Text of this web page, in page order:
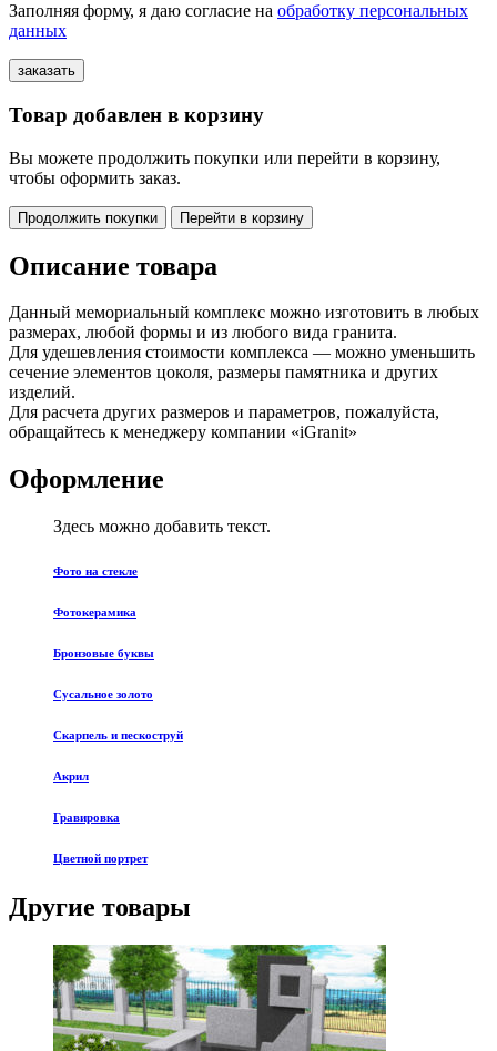
Заполняя форму, я даю согласие на обработку персональных
данных
Товар добавлен в корзину
Вы можете продолжить покупки или перейти в корзину,
чтобы оформить заказ.
Продолжить покупки Перейти в корзину
Описание товара
Данный мемориальный комплекс можно изготовить в любых
размерах, любой формы и из любого вида гранита.
Для удешевления стоимости комплекса — можно уменьшить
сечение элементов цоколя, размеры памятника и других
изделий.
Для расчета других размеров и параметров, пожалуйста,
обращайтесь к менеджеру компании «iGranit»
Оформление
Здесь можно добавить текст.
Фото на стекле
Фотокерамика
Бронзовые буквы
Сусальное золото
Скарпель и пескоструй
Акрил
Гравировка
Цветной портрет
Другие товары